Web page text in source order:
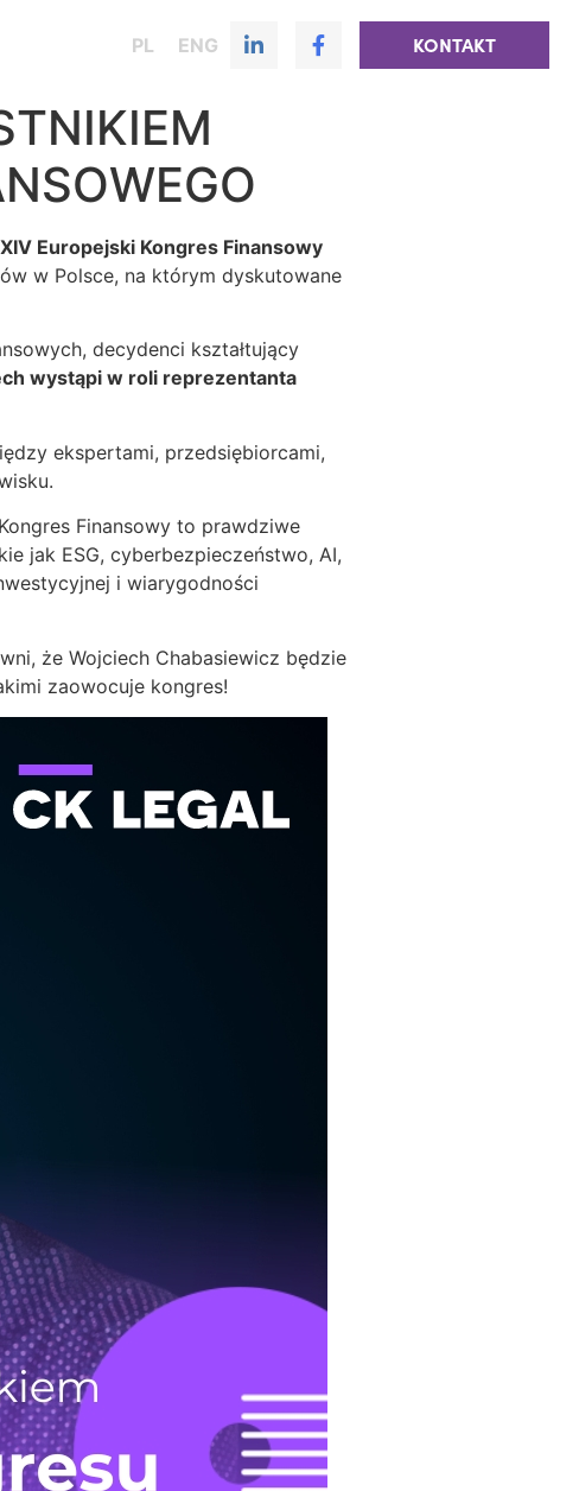
PL ENG KONTAKT
Europejski Kongres Finansowy
w Polsce, na którym dyskutowane
decydenci kształtujący
wystąpi w roli reprezentanta
ekspertami, przedsiębiorcami,
Finansowy to prawdziwe
jak ESG, cyberbezpieczeństwo, AI,
i wiarygodności
że Wojciech Chabasiewicz będzie
zaowocuje kongres!